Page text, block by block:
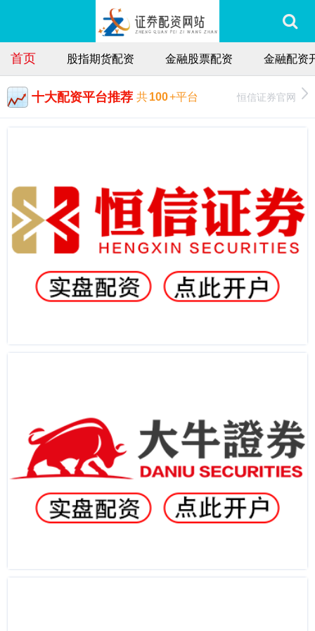
首页 股指期货配资 金融股票配资 金融配资
十大配资平台推荐 共100+平台 恒信证券官网